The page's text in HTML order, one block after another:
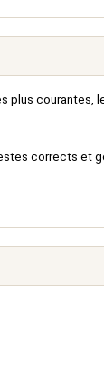
plus courantes,
corrects et